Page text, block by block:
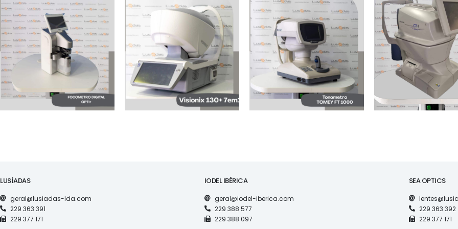
MAQUINARIA
FOCOMETRO DIGITAL
OPTI+ LM 800 NOVO
VISIONIX 130+ 7 EM 1
MAQUINARIA
TONOMETRO TOMEY
FT-1000
MAQUINARIA
TONOMETRO
CT-1
LUSÍADAS
geral@lusiadas-lda.com
229 363 391
229 377 171
IODEL IBÉRICA
geral@iodel-iberica.com
229 388 577
229 388 097
SEA OPTICS
229 363 392
229 377 171